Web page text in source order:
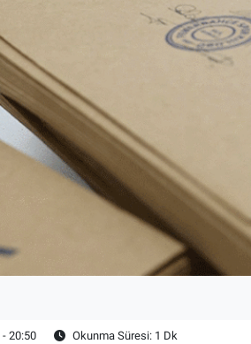
20:50 Okunma Süresi: 1 Dk